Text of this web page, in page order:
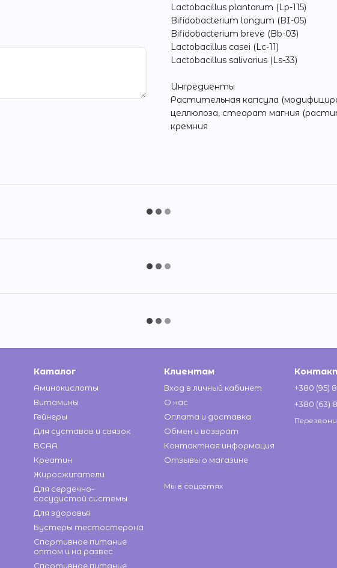
Lactobacillus plantarum (Lp-115)
Bifidobacterium longum (BI-05)
Bifidobacterium breve (Bb-03)
Lactobacillus casei (Lc-11)
Lactobacillus salivarius (Ls-33)
Ингредиенты
Растительная капсула
целлюлоза, стеарат магния
кремния
Каталог
Аминокислоты
Витамины
Гейнеры
Для суставов и связок
BCAA
Креатин
Жиросжигатели
Для сердечно-
сосудистой системы
Для здоровья
Бустеры тестостерона
Спортивное питание
оптом и на развес
Спортивное питание
Клиентам
Вход в личный кабинет
О нас
Оплата и доставка
Обмен и возврат
Контактная информация
Отзывы о магазине
Мы в соцсетях
+380 (95)
+380 (63)